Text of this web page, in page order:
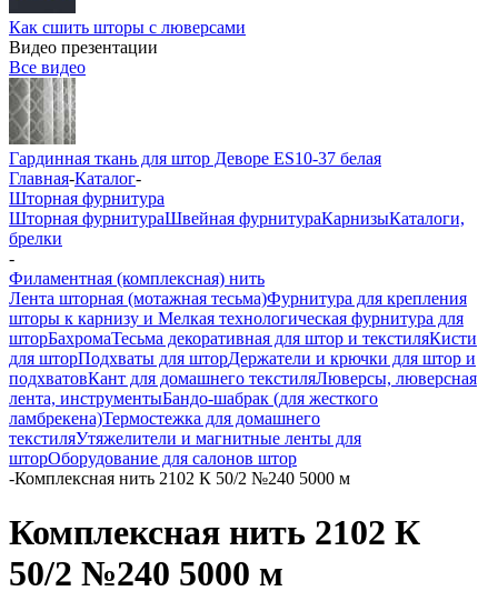
Как сшить шторы с люверсами
Видео презентации
Все видео
Гардинная ткань для штор Деворе ES10-37 белая
Главная-Каталог-
Шторная фурнитура
Шторная фурнитураШвейная фурнитураКарнизыКаталоги,
брелки
-
Филаментная (комплексная) нить
Лента шторная (мотажная тесьма)Фурнитура для крепления
шторы к карнизу и Мелкая технологическая фурнитура для
шторБахромаТесьма декоративная для штор и текстиляКисти
для шторПодхваты для шторДержатели и крючки для штор и
подхватовКант для домашнего текстиляЛюверсы, люверсная
лента, инструментыБандо-шабрак (для жесткого
ламбрекена)Термостежка для домашнего
текстиляУтяжелители и магнитные ленты для
шторОборудование для салонов штор
-Комплексная нить 2102 К 50/2 №240 5000 м
Комплексная нить 2102 К
50/2 №240 5000 м